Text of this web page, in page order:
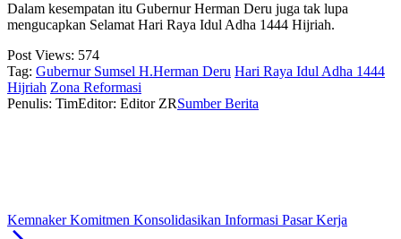
Dalam kesempatan itu Gubernur Herman Deru juga tak lupa
mengucapkan Selamat Hari Raya Idul Adha 1444 Hijriah.
Post Views: 574
Tag: Gubernur Sumsel H.Herman Deru Hari Raya Idul Adha 1444
Hijriah Zona Reformasi
Penulis: TimEditor: Editor ZRSumber Berita
Kemnaker Komitmen Konsolidasikan Informasi Pasar Kerja